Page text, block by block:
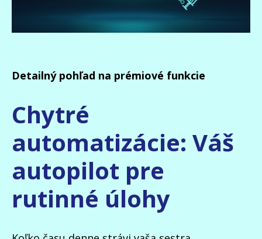
Detailný pohľad na prémiové funkcie
Chytré
automatizácie: Váš
autopilot pre
rutinné úlohy